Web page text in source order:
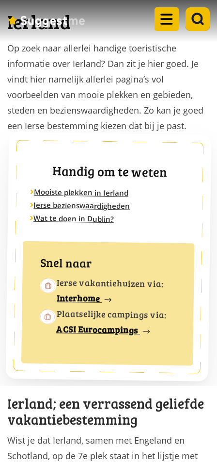
Home
Landen
dropdown
Eilanden
dropdown
menu
Steden
dropdown
Meren
menu
Rondreizen
dropdown
menu
Blogs
Ierland
Op zoek naar allerlei handige toeristische
informatie over Ierland? Dan zit je hier goed. Je
vindt hier namelijk allerlei pagina’s vol
voorbeelden van mooie plekken en gebieden,
steden en bezienswaardigheden. Zo kan je goed
een Ierse bestemming kiezen dat bij je past.
Handig om te weten
Mooiste plekken in Ierland
Ierse bezienswaardigheden
Wat te doen in Dublin?
Snel naar
Ierse vakantiehuizen via:
Interhome
Plaatselijke campings via:
ACSI Eurocampings
Ierland; een verrassend geliefde
vakantiebestemming
Wist je dat Ierland, samen met Engeland en
Schotland, op de 7e plek staat in het lijstje met